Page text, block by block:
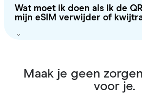
Wat moet ik doen als ik de
mijn eSIM verwijder of
Maak je geen
voor je.